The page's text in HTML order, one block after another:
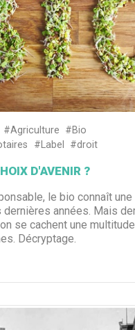
#Agriculture #Bio
#Label #droit
D'AVENIR ?
le bio connaît
années. Mais
se cachent une
Décryptage.